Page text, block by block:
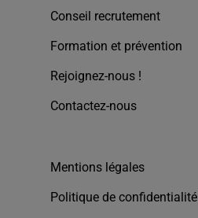
Conseil recrutement
Formation et prévention
Rejoignez-nous !
Contactez-nous
Mentions légales
Politique de confidentialité